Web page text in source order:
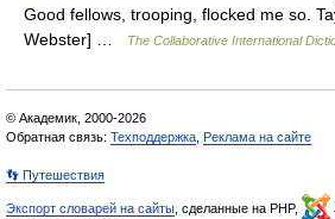
Good fellows, trooping, flocked me so.
Webster] …
The Collaborative International
© Академик, 2000-2026
Обратная связь: Техподдержка Реклама на сайте
👣 Путешествия
Экспорт словарей на сайты , сделанные на PHP,